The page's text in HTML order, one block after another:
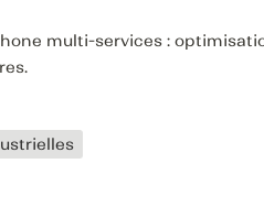
multi-services :